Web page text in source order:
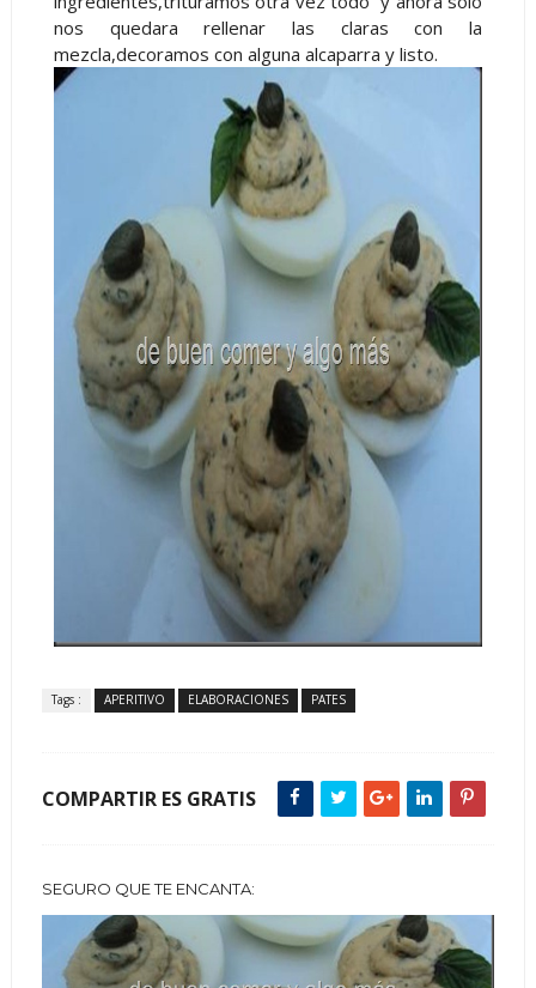
nos quedara rellenar las claras con la
mezcla,decoramos con alguna alcaparra y listo.
Tags : APERITIVO ELABORACIONES PATES
COMPARTIR ES GRATIS
SEGURO QUE TE ENCANTA: